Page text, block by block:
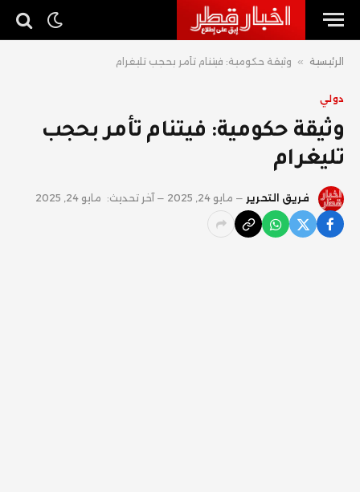
الرئيسية » وثيقة حكومية: فيتنام تأمر بحجب تليغرام
دولي
وثيقة حكومية: فيتنام تأمر بحجب
تليغرام
فريق التحرير مايو 24, 2025 آخر تحديث: مايو 24, 2025